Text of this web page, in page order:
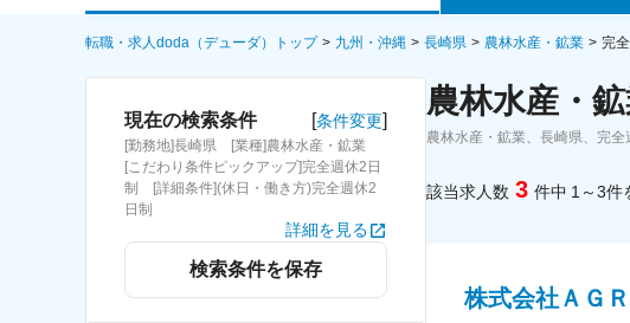
詳細条件から探す
求人特集から探す
エージェントサービス
スカウトサービス
転職・求人doda（デューダ）トップ 九州・沖縄 長崎県 農林水産・鉱業 完
現在の検索条件 [条件変更]
[勤務地]長崎県 [業種]農林水産・鉱業
[こだわり条件ピックアップ]完全週休2日
制 [詳細条件](休日・働き方)完全週休2
日制
詳細を見る
検索条件を保存
農林水産・
農林水産・鉱業、長崎県、完
該当求人数 3 件中 1～3件
株式会社ＡＧ